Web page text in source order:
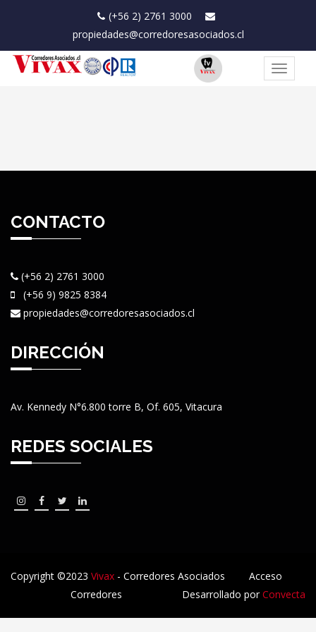
(+56 2) 2761 3000
propiedades@corredoresasociados.cl
Toggle
CONTACTO
(+56 2) 2761 3000
(+56 9) 9825 8384
propiedades@corredoresasociados.cl
DIRECCIÓN
Av. Kennedy N°6.800 torre B, Of. 605, Vitacura
REDES SOCIALES
Copyright ©2023 Vivax - Corredores Asociados
Acceso
Corredores
Desarrollado porConvecta